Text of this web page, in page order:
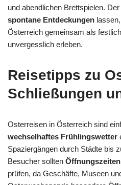
und abendlichen Brettspielen.
spontane Entdeckungen
Österreich gemeinsam als
unvergesslich erleben.
Reisetipps zu
Schließungen
Osterreisen in Österreich sind
wechselhaftes Frühlingswetter
Spaziergängen durch Städte bis
Besucher sollten
prüfen, da Geschäfte, Museen